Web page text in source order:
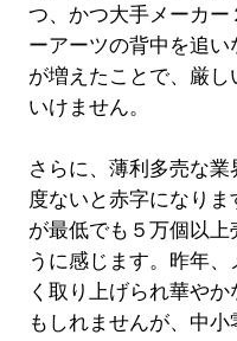
つ、かつ大手メーカー
ーアーツの背中を追
が増えたことで、厳
いけません。
さらに、薄利多売な
度ないと赤字になり
が最低でも５万個以上
うに感じます。昨年
く取り上げられ華や
もしれませんが、中